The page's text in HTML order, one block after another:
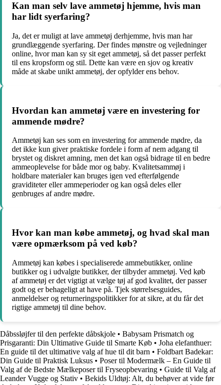
Kan man selv lave ammetøj hjemme, hvis man
har lidt syerfaring?
Ja, det er muligt at lave ammetøj derhjemme, hvis man har
grundlæggende syerfaring. Der findes mønstre og vejledninger
online, hvor man kan sy sit eget ammetøj, så det passer perfekt
til ens kropsform og stil. Dette kan være en sjov og kreativ
måde at skabe unikt ammetøj, der opfylder ens behov.
Hvordan kan ammetøj være en investering for
ammende mødre?
Ammetøj kan ses som en investering for ammende mødre, da
det ikke kun giver praktiske fordele i form af nem adgang til
brystet og diskret amning, men det kan også bidrage til en bedre
ammeoplevelse for både mor og baby. Kvalitetsammøj i
holdbare materialer kan bruges igen ved efterfølgende
graviditeter eller ammeperioder og kan også deles eller
genbruges af andre mødre.
Hvor kan man købe ammetøj, og hvad skal man
være opmærksom på ved køb?
Ammetøj kan købes i specialiserede ammebutikker, online
butikker og i udvalgte butikker, der tilbyder ammetøj. Ved køb
af ammetøj er det vigtigt at vælge tøj af god kvalitet, der passer
godt og er behageligt at have på. Tjek størrelsesguides,
anmeldelser og returneringspolitikker for at sikre, at du får det
rigtige ammetøj til dine behov.
Dåbssløjfer til den perfekte dåbskjole • Babysam Prismatch og
Prisgaranti: Din Ultimative Guide til Smarte Køb • Joha elefanthuer:
En guide til det ultimative valg af hue til dit barn • Foldbart Badekar:
Din Guide til Praktisk Luksus • Poser til Modermælk – En Guide til
Valg af de Bedste Mælkeposer til Fryseopbevaring • Guide til Valg af
Leander Vugge og Stativ • Bekids Uldtøj: Alt, du behøver at vide før